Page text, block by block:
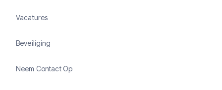
Vacatures
Beveiliging
Neem Contact Op